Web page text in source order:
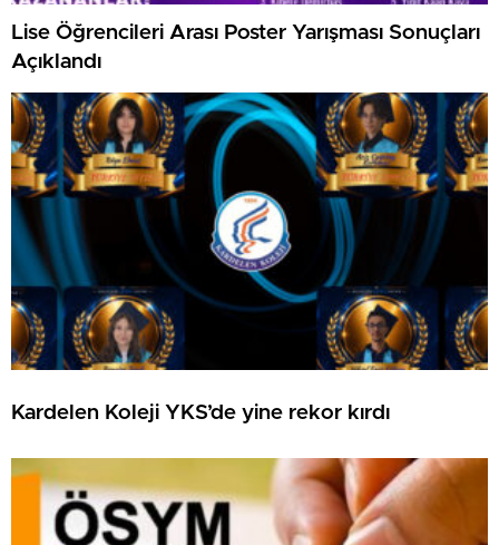
Lise Öğrencileri Arası Poster Yarışması Sonuçları
Açıklandı
Kardelen Koleji YKS’de yine rekor kırdı